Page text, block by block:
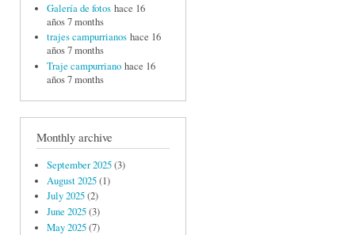
Galería de fotos hace 16
años 7 months
trajes campurrianos hace 16
años 7 months
Traje campurriano hace 16
años 7 months
Monthly archive
September 2025(3)
August 2025(1)
July 2025(2)
June 2025(3)
May 2025(7)